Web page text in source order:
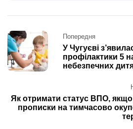
Post
navigation
Попередня
У Чугуєві
профілактики 5
небезпечних
Як отримати статус ВПО,
прописки на тимчасово